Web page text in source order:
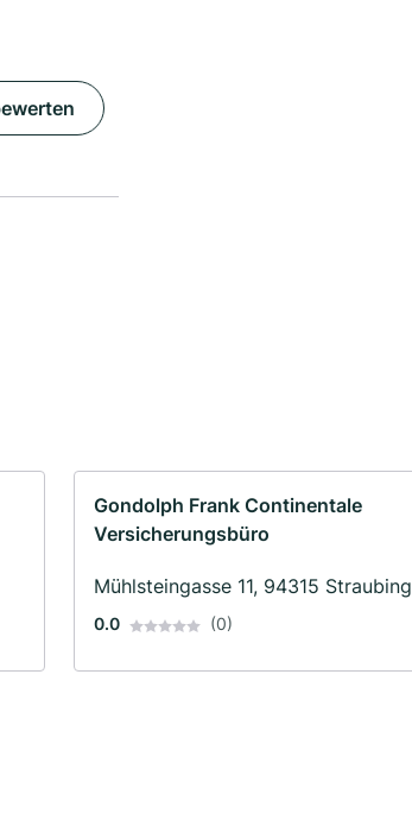
Gondolph Frank Continentale
Versicherungsbüro
Mühlsteingasse 11, 94315 Straubing
0.0 (0)